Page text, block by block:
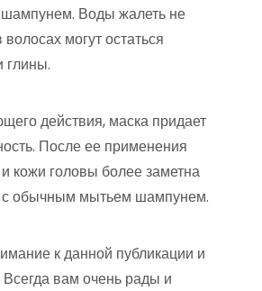
Воды жалеть не
могут остаться
глины.
действия, маска придает
После ее применения
кожи головы более заметна
обычным мытьем шампунем.
к данной публикации и
вам очень рады и